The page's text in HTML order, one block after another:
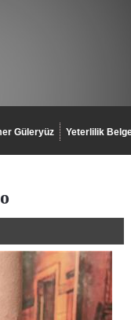
Güleryüz Yeterlilik